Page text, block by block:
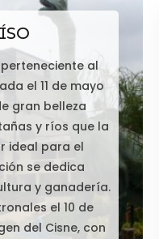
al
el 11 de mayo
gran belleza
y ríos que la
ideal para el
se dedica
y ganadería.
el 10 de
del Cisne, con